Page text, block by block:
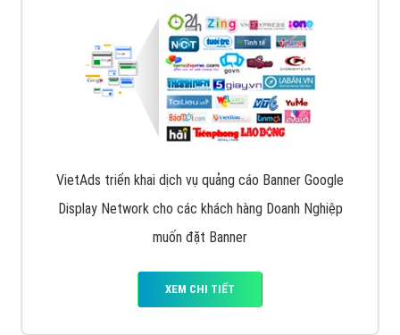
VietAds triển khai dịch vụ quảng cáo Banner Google
Display Network cho các khách hàng Doanh Nghiệp
muốn đặt Banner
XEM CHI TIẾT